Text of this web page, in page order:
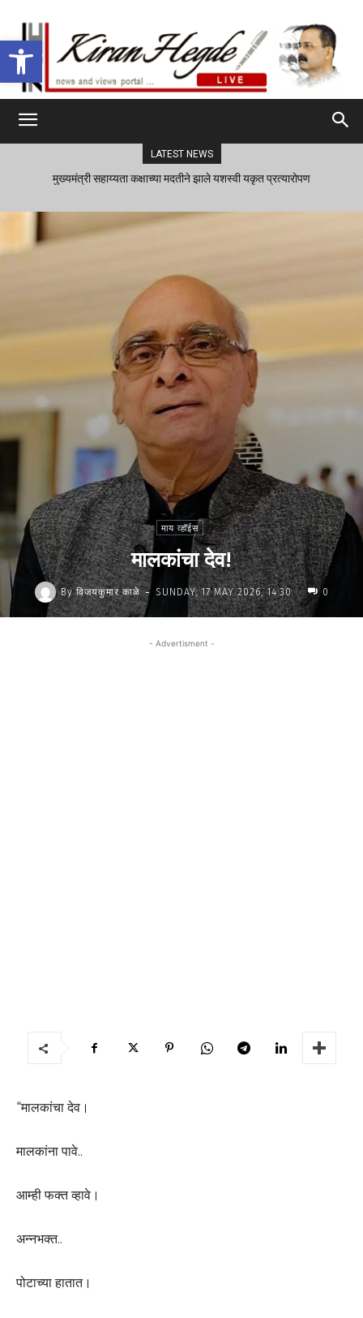
Open toolbar
LATEST NEWS
मुख्यमंत्री सहाय्यता कक्षाच्या मदतीने झाले यशस्वी यकृत प्रत्यारोपण
माय व्हॉईस
मालकांचा देव!
By विजयकुमार काळे - SUNDAY, 17 MAY 2026, 14:30 0
- Advertisment -
“मालकांचा देव।
मालकांना पावे..
आम्ही फक्त व्हावे।
अन्नभक्त..
पोटाच्या हातात।